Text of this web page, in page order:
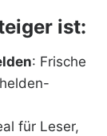
ist:
: Frische
für Leser,